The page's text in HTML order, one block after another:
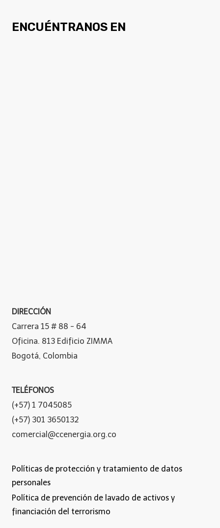
ENCUÉNTRANOS EN
DIRECCIÓN
Carrera 15 # 88 - 64
Oficina. 813 Edificio ZIMMA
Bogotá, Colombia
TELÉFONOS
(+57) 1 7045085
(+57) 301 3650132
comercial@ccenergia.org.co
Políticas de protección y tratamiento de datos
personales
Política de prevención de lavado de activos y
financiación del terrorismo